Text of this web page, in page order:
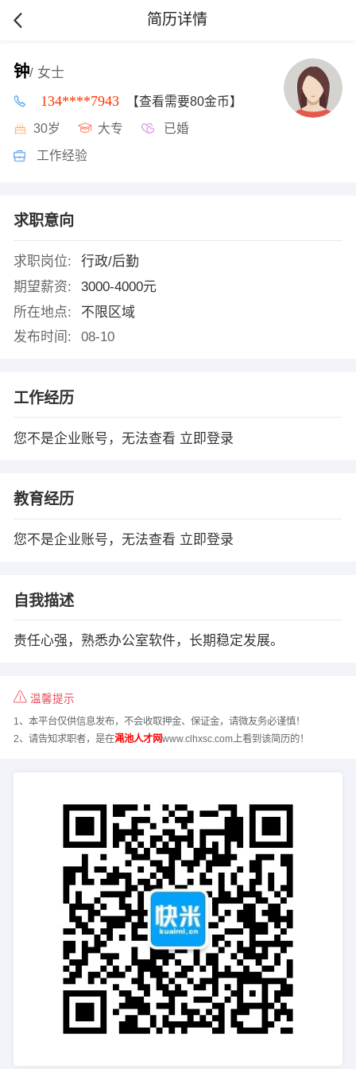
简历详情
钟/ 女士
134****7943 【查看需要80金币】
30岁 大专 已婚
工作经验
求职意向
求职岗位:
行政/后勤
期望薪资:
3000-4000元
所在地点:
不限区域
发布时间:
08-10
工作经历
您不是企业账号，无法查看 立即登录
教育经历
您不是企业账号，无法查看 立即登录
自我描述
责任心强，熟悉办公室软件，长期稳定发展。
温馨提示
1、本平台仅供信息发布，不会收取押金、保证金，请微友务必谨慎！
2、请告知求职者，是在渑池人才网www.clhxsc.com上看到该简历的！